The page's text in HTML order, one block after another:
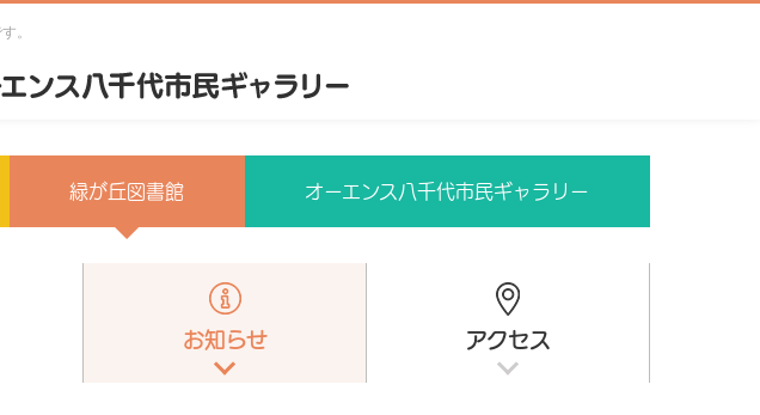
。
緑が丘図書館 オーエンス八千代市民ギャラリー
お知らせ アクセス